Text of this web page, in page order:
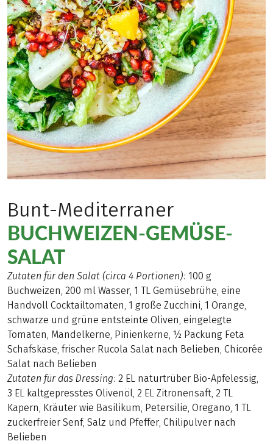
Bunt-Mediterraner
BUCHWEIZEN-GEMÜSE-
SALAT
Zutaten für den Salat (circa 4 Portionen): 100 g
Buchweizen, 200 ml Wasser, 1 TL Gemüsebrühe, eine
Handvoll Cocktailtomaten, 1 große Zucchini, 1 Orange,
schwarze und grüne entsteinte Oliven, eingelegte
Tomaten, Mandelkerne, Pinienkerne, ½ Packung Feta
Schafskäse, frischer Rucola Salat nach Belieben, Chicorée
Salat nach Belieben
Zutaten für das Dressing: 2 EL naturtrüber Bio-Apfelessig,
3 EL kaltgepresstes Olivenöl, 2 EL Zitronensaft, 2 TL
Kapern, Kräuter wie Basilikum, Petersilie, Oregano, 1 TL
zuckerfreier Senf, Salz und Pfeffer, Chilipulver nach
Belieben